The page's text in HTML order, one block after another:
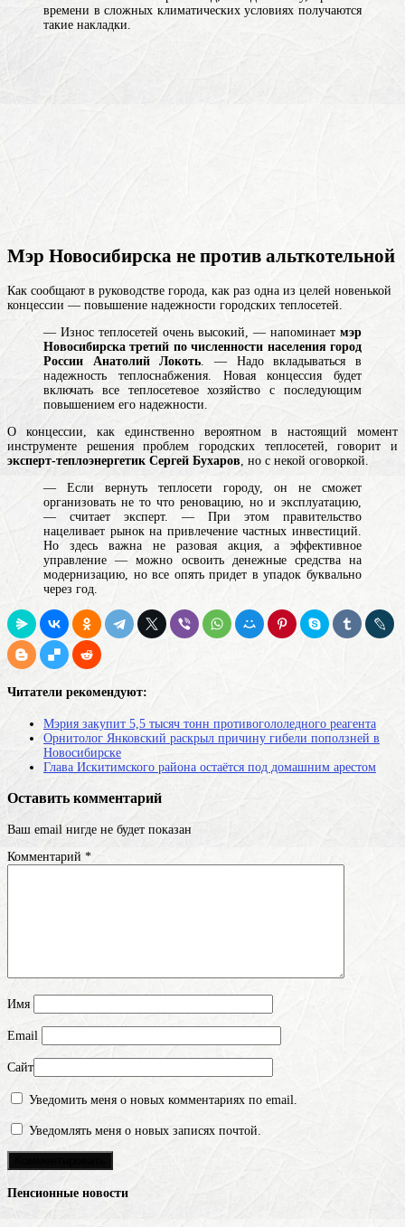
времени в сложных климатических условиях получаются
такие накладки.
Мэр Новосибирска не против альткотельной
Как сообщают в руководстве города, как раз одна из целей новенькой
концессии — повышение надежности городских теплосетей.
— Износ теплосетей очень высокий, — напоминает мэр
Новосибирскатретий по численности населения город
России Анатолий Локоть . — Надо вкладываться в
надежность теплоснабжения. Новая концессия будет
включать все теплосетевое хозяйство с последующим
повышением его надежности.
О концессии, как единственно вероятном в настоящий момент
инструменте решения проблем городских теплосетей, говорит и
эксперт-теплоэнергетик Сергей Бухаров , но с некой оговоркой.
— Если вернуть теплосети городу, он не сможет
организовать не то что реновацию, но и эксплуатацию,
— считает эксперт. — При этом правительство
нацеливает рынок на привлечение частных инвестиций.
Но здесь важна не разовая акция, а эффективное
управление — можно освоить денежные средства на
модернизацию, но все опять придет в упадок буквально
через год.
Читатели рекомендуют:
Мэрия закупит 5,5 тысяч тонн противогололедного реагента
Орнитолог Янковский раскрыл причину гибели поползней в
Новосибирске
Глава Искитимского района остаётся под домашним арестом
Оставить комментарий
Ваш email нигде не будет показан
Комментарий *
Имя
Email
Сайт
Уведомить меня о новых комментариях по email.
Уведомлять меня о новых записях почтой.
Пенсионные новости